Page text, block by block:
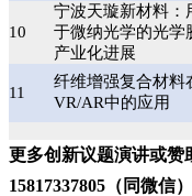
10
宁波天璇新材料：
于微纳光学的光学
产业化进展
11
纤维增强复合材料
VR/AR中的应用
更多创新议题演讲或赞
15817337805（同微信）